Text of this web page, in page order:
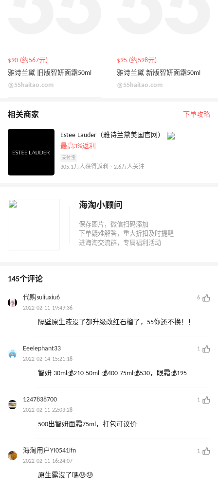
$90 (约567元)
雅诗兰黛 旧版智妍面霜50ml
@55haitao.com
$95 (约598元)
雅诗兰黛 新版智妍面霜50ml
@55haitao.com
相关商家 下单攻略
Estee Lauder（雅诗兰黛美国官网）
最高3%返利
支付宝
305.1万人获得返利 · 2.6万人关注
海淘小顾问
145个评论
代购suliuxiu6
6
2022-02-11 19:49:36
隔壁原生液没了都升级改红石榴了，55你还不换！！
Eeelephant33
1
2022-02-14 15:21:18
智妍 30ml💰210 50ml 💰400 75ml💰530，眼霜💰195
1247838700
1
2022-02-11 22:03:28
500出智妍面霜75ml，打包可议价
海淘用户YI0541lfn
1
2022-02-11 16:24:07
原生露沒了嗎😓😓